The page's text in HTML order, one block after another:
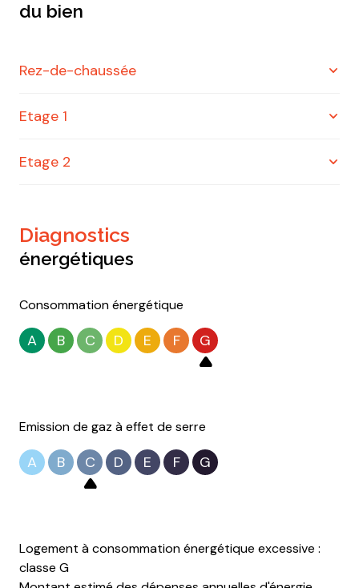
du bien
Rez-de-chaussée
entrée
11.35 m²
cuisine
Etage 1
chambre
14.44 m²
chambre
chambre
palier
Etage 2
diagnostics
énergétiques
Consommation énergétique
A B C D E F G
Emission de gaz à effet de serre
A B C D E F G
Logement à consommation énergétique excessive :
classe G